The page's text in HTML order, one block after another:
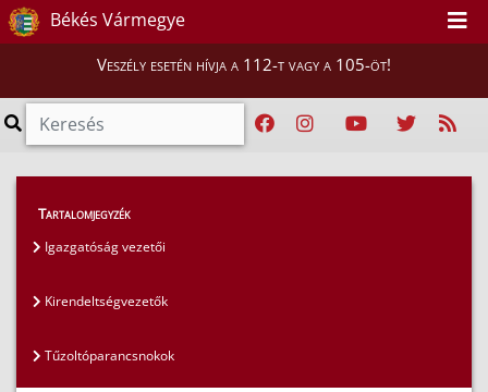
Békés Vármegye
Veszély esetén hívja a 112-t vagy a 105-öt!
Magunkról
Igazgatóság vezetői
Tartalomjegyzék
Igazgatóság vezetői
Kirendeltségvezetők
Tűzoltóparancsnokok